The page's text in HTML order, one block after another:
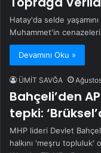
Hatay'da selde
Muhammet'in
Devamını Oku »
ÜMİT SAVĞA
Bahçeli’den
tepki:
MHP lideri Devlet
halkını 'meşru topluluk'